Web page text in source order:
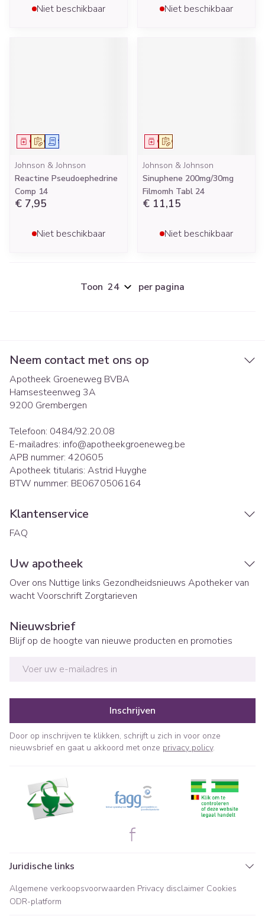
Niet beschikbaar Niet beschikbaar
Op voorschrift
GeneesmiddelSchriftelijke aanvraag
Johnson & Johnson
Reactine Pseudoephedrine
Comp 14
€ 7,95
Niet beschikbaar
Op voorschrift
Geneesmiddel
Johnson & Johnson
Sinuphene 200mg/30mg
Filmomh Tabl 24
€ 11,15
Niet beschikbaar
Toon per pagina
Neem contact met ons op
Apotheek Groeneweg BVBA
Hamsesteenweg 3A
9200 Grembergen
Telefoon: 0484/92.20.08
E-mailadres: info@apotheekgroeneweg.be
APB nummer: 420605
Apotheek titularis: Astrid Huyghe
BTW nummer: BE0670506164
Klantenservice
FAQ
Uw apotheek
Over ons Nuttige links Gezondheidsnieuws Apotheker van
wachtVoorschrift Zorgtarieven
Nieuwsbrief
Blijf op de hoogte van nieuwe producten en promoties
Inschrijven
Door op inschrijven te klikken, schrijft u zich in voor onze
nieuwsbrief en gaat u akkoord met onze privacy policy.
Juridische links
Algemene verkoopsvoorwaarden Privacy disclaimer Cookies
ODR-platform